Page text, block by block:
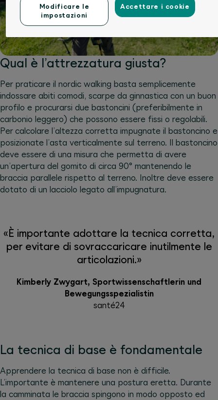
Qual è l’attrezzatura giusta?
Per praticare il nordic walking basta semplicemente
indossare abiti comodi, scarpe da ginnastica con un buon
profilo e procurarsi due bastoncini (preferibilmente in
carbonio leggero) che possono essere fissi o regolabili.
Per calcolare l’altezza corretta impugnate il bastoncino e
posizionate l’asta verticalmente sul terreno. Il bastoncino
deve essere di una misura che permetta di avere
un’apertura del gomito di circa 90° mantenendo le
braccia parallele rispetto al terreno. Inoltre deve essere
dotato di un lacciolo legato all’impugnatura.
«È importante adottare la tecnica corretta,
per evitare di sovraccaricare inutilmente le
articolazioni.»
Kimberly Zwygart, Sportwissenschaftlerin und
Bewegungsspezialistin
santé24
La tecnica di base è fondamentale
Apprendere la tecnica di base non è difficile.
L’importante è mantenere una postura eretta. Durante
la camminata le braccia spingono in modo opposto ed
Modificare le
impostazioni
Accettare i cookie